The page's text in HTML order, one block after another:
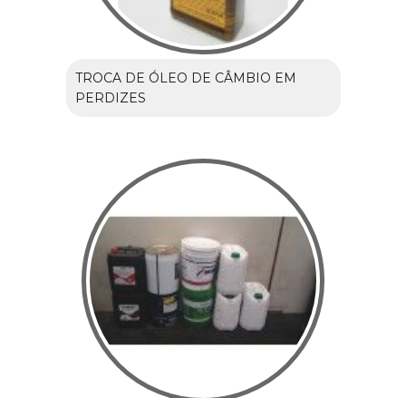
TROCA DE ÓLEO DE CÂMBIO EM
PERDIZES